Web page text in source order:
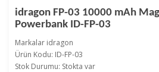
idragon FP-03 10000 mAh
Powerbank ID-FP-03
Markalar idragon
Ürün Kodu: ID-FP-03
Stok Durumu: Stokta var